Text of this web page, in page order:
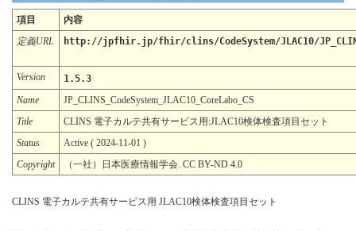
項目
内容
定義URL
http://jpfhir.jp/fhir/clins/CodeSystem/JLAC10/
Version
1.5.3
Name
JP_CLINS_CodeSystem_JLAC10_CoreLabo_CS
Title
CLINS 電子カルテ共有サービス用:JLAC10検体検査項目セット
Status
Active ( 2024-11-01 )
Copyright
（一社）日本医療情報学会. CC BY-ND 4.0
CLINS 電子カルテ共有サービス用 JLAC10検体検査項目セット